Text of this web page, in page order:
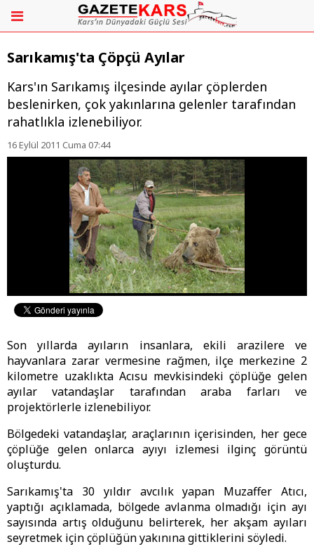
Sarıkamış'ta Çöpçü Ayılar
Kars'ın Sarıkamış ilçesinde ayılar çöplerden
beslenirken, çok yakınlarına gelenler tarafından
rahatlıkla izlenebiliyor.
16 Eylül 2011 Cuma 07:44
Son yıllarda ayıların insanlara, ekili arazilere ve
hayvanlara zarar vermesine rağmen, ilçe merkezine 2
kilometre uzaklıkta Acısu mevkisindeki çöplüğe gelen
ayılar vatandaşlar tarafından araba farları ve
projektörlerle izlenebiliyor.
Bölgedeki vatandaşlar, araçlarının içerisinden, her gece
çöplüğe gelen onlarca ayıyı izlemesi ilginç görüntü
oluşturdu.
Sarıkamış'ta 30 yıldır avcılık yapan Muzaffer Atıcı,
yaptığı açıklamada, bölgede avlanma olmadığı için ayı
sayısında artış olduğunu belirterek, her akşam ayıları
seyretmek için çöplüğün yakınına gittiklerini söyledi.